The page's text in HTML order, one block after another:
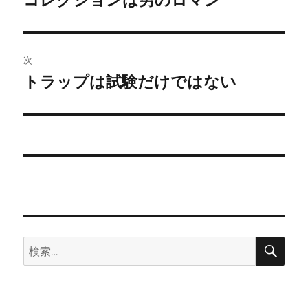
ビ
ゲ
ー
投
稿:
次
次
投
トラップは試験だけではない
検
索:
検